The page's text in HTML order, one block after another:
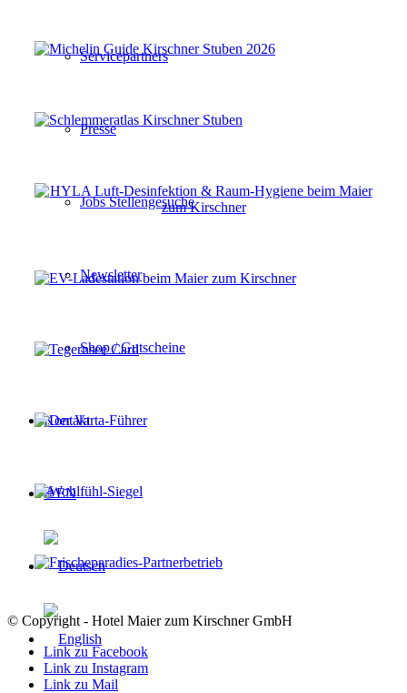
Servicepartners
Presse
Jobs Stellengesuche
Newsletter
Shop / Gutscheine
Kontakt
🌐 EN
© Copyright - Hotel Maier zum Kirschner GmbH
Link zu Facebook
Link zu Instagram
Link zu Mail